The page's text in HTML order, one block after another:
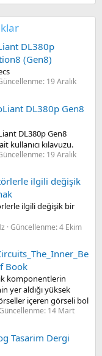
amblem
DL380p
(Gen8)
19 Aralık
amblem
DL380p Gen8
DL380p Gen8
kullanıcı kılavuzu.
19 Aralık
amblemilgili değişik
ilgili değişik bir
Güncellenme:4 Ekim
Book
komponentlerin
yer aldığı yüksek
içeren görseli bol
14 Mart
amblem
Tasarim Dergi